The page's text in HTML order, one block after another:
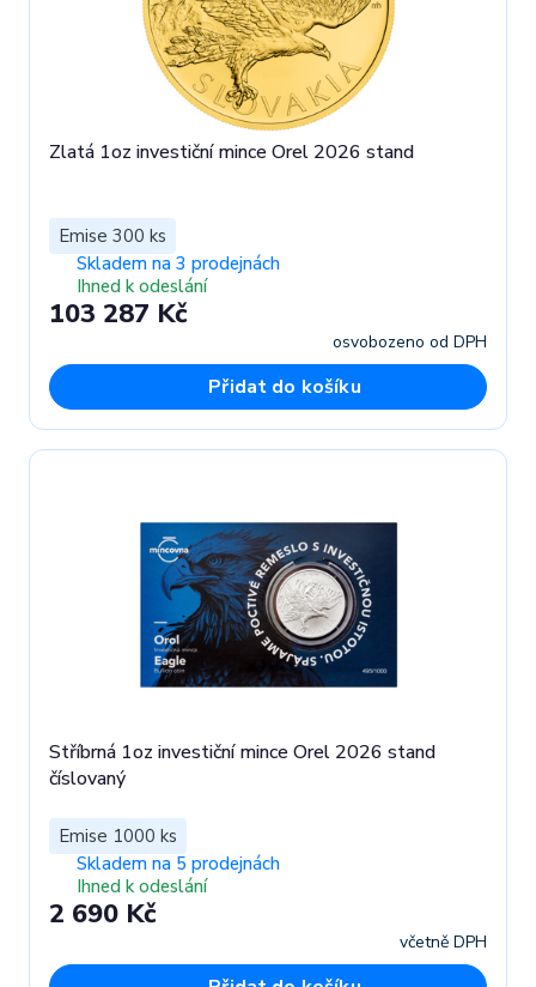
Zlatá 1oz investiční mince Orel 2026 stand
Emise 300 ks
Skladem na 3 prodejnách
Ihned k odeslání
103 287 Kč
osvobozeno od DPH
Přidat do košíku
Stříbrná 1oz investiční mince Orel 2026 stand
číslovaný
Emise 1000 ks
Skladem na 5 prodejnách
Ihned k odeslání
2 690 Kč
včetně DPH